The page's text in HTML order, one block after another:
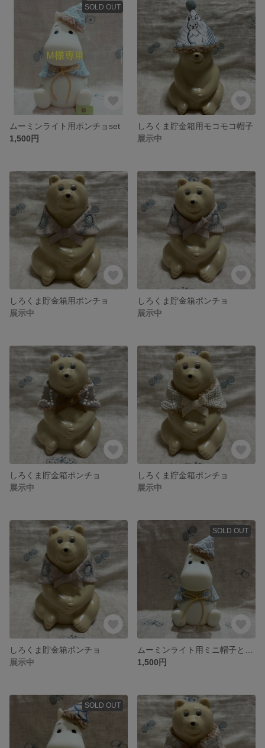
SOLD OUT
ムーミンライト用ポンチョset
1,500円
しろくま貯金箱用モコモコ帽子
展示中
しろくま貯金箱用ポンチョ
展示中
しろくま貯金箱ポンチョ
展示中
しろくま貯金箱ポンチョ
展示中
しろくま貯金箱ポンチョ
展示中
しろくま貯金箱ポンチョ
展示中
SOLD OUT
1,500円
SOLD OUT